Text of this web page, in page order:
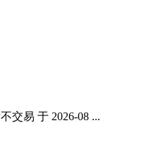
交易 于 2026-08 ...